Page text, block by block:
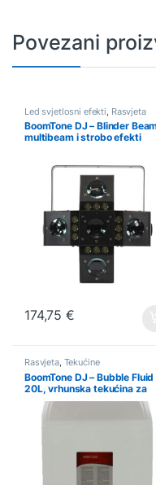
Povezani
Led svjetlosni efekti Rasvjeta
BoomTone DJ – Blinder
multibeam i strobo efekti
174,75€
Rasvjeta, Tekućine
BoomTone DJ – Bubble Fluid
20L, vrhunska tekućina za
mjehuriće